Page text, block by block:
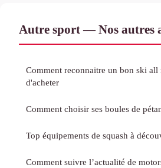
Autre sport — Nos autres
Comment reconnaitre un bon ski all
d'acheter
Comment choisir ses boules de
Top équipements de squash à
Comment suivre l’actualité de